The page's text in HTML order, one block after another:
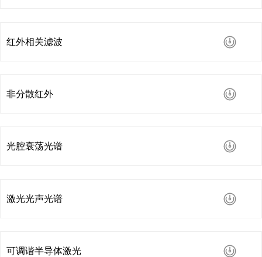
红外相关滤波
非分散红外
光腔衰荡光谱
激光光声光谱
可调谐半导体激光